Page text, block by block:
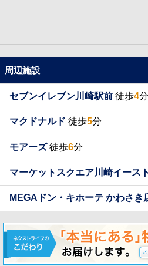
周辺施設
セブンイレブン川崎駅前 徒歩4分
マクドナルド 徒歩5分
モアーズ徒歩6分
マーケットスクエア川崎イースト
MEGAドン・キホーテ かわさき